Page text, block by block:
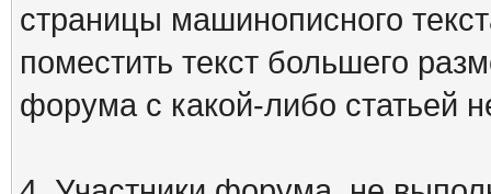
страницы машинописного
поместить текст большего
форума с какой-либо статьей